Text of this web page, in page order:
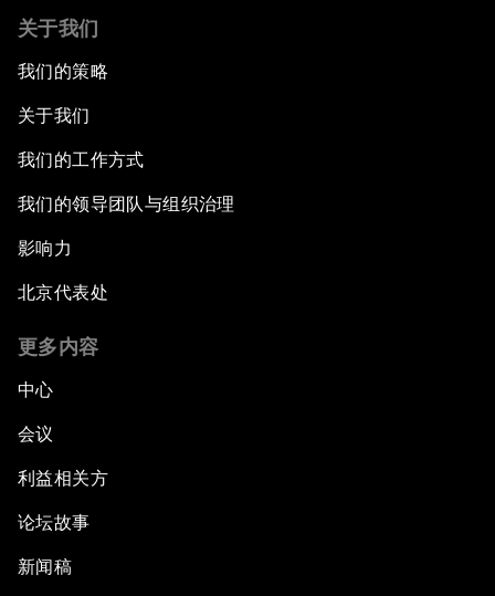
关于我们
我们的策略
关于我们
我们的工作方式
我们的领导团队与组织治理
影响力
北京代表处
更多内容
中心
会议
利益相关方
论坛故事
新闻稿